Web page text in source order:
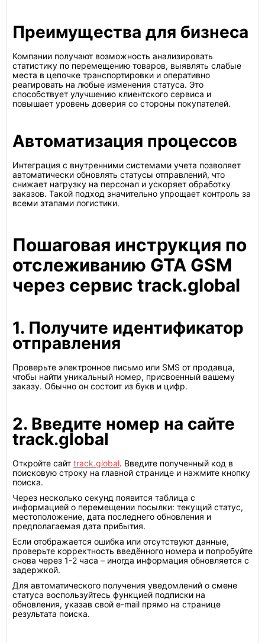
Преимущества для бизнеса
Компании получают возможность анализировать
статистику по перемещению товаров, выявлять слабые
места в цепочке транспортировки и оперативно
реагировать на любые изменения статуса. Это
способствует улучшению клиентского сервиса и
повышает уровень доверия со стороны покупателей.
Автоматизация процессов
Интеграция с внутренними системами учета позволяет
автоматически обновлять статусы отправлений, что
снижает нагрузку на персонал и ускоряет обработку
заказов. Такой подход значительно упрощает контроль за
всеми этапами логистики.
Пошаговая инструкция по
отслеживанию GTA GSM
через сервис track.global
1. Получите идентификатор
отправления
Проверьте электронное письмо или SMS от продавца,
чтобы найти уникальный номер, присвоенный вашему
заказу. Обычно он состоит из букв и цифр.
2. Введите номер на сайте
track.global
Откройте сайт track.global. Введите полученный код в
поисковую строку на главной странице и нажмите кнопку
поиска.
Через несколько секунд появится таблица с
информацией о перемещении посылки: текущий статус,
местоположение, дата последнего обновления и
предполагаемая дата прибытия.
Если отображается ошибка или отсутствуют данные,
проверьте корректность введённого номера и попробуйте
снова через 1-2 часа – иногда информация обновляется с
задержкой.
Для автоматического получения уведомлений о смене
статуса воспользуйтесь функцией подписки на
обновления, указав свой e-mail прямо на странице
результата поиска.